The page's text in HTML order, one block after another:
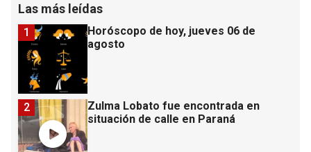
Las más leídas
Horóscopo de hoy, jueves 06 de
agosto
1
Zulma Lobato fue encontrada en
situación de calle en Paraná
2